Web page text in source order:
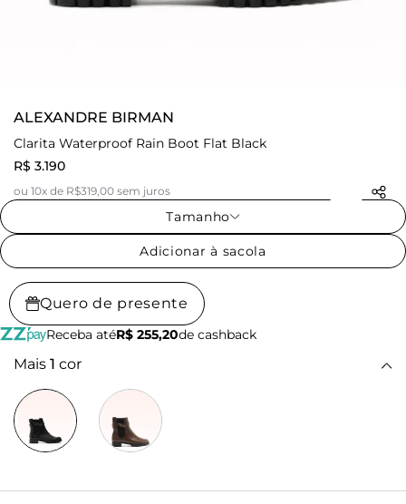
ALEXANDRE BIRMAN
Clarita Waterproof Rain Boot Flat Black
R$ 3.190
ou 10x de R$319,00 sem juros
Tamanho
Adicionar à sacola
Quero de presente
Receba atéR$ 255,20de cashback
Mais 1 cor